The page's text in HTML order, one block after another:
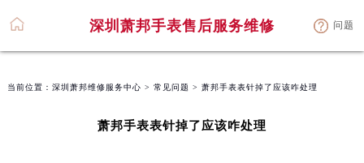
深圳萧邦手表售后服务维修 问题
当前位置： 深圳萧邦维修服务中心 > 常见问题 > 萧邦手表表针掉了应该咋处理
萧邦手表表针掉了应该咋处理